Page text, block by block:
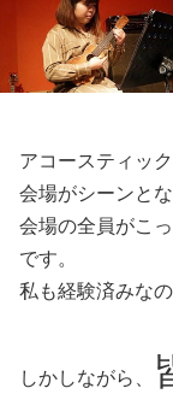
アコースティッ
会場がシーンと
会場の全員がこ
です。
私も経験済みな
しかしながら、